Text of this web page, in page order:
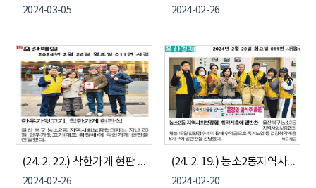
2024-03-05 2024-02-26
(24. 2. 22.) 착한가게 현판 전달식 - 한우가뒷고기, 이화한우가뒷고기
2024-02-26
(24. 2. 19.) 농소2동지역사회보장협의체 - 취약계층 밑반찬 지원
2024-02-20